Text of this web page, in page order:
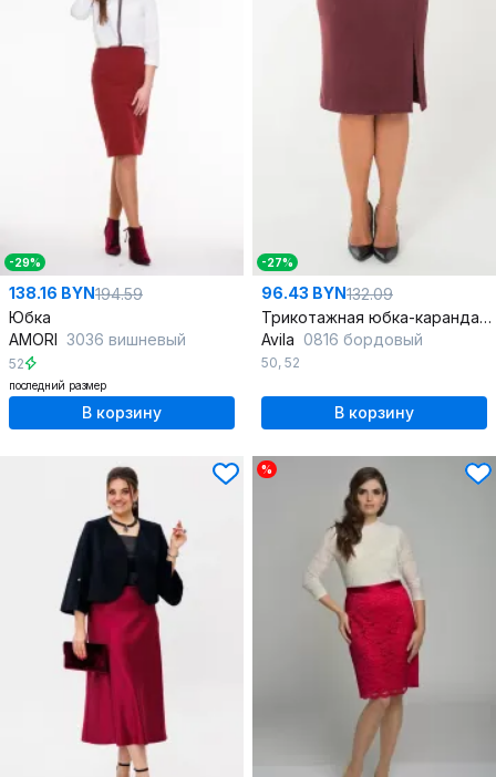
-29%
138.16 BYN194.59
Юбка
AMORI 3036 вишневый
52
последний размер
В корзину
-27%
96.43 BYN132.09
Трикотажная юбка-карандаш в стиле На каждый день
Avila 0816 бордовый
50, 52
В корзину
%